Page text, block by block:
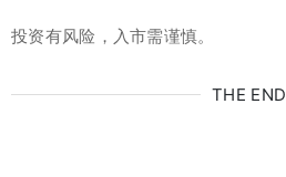
投资有风险，入市需谨慎。
THE END